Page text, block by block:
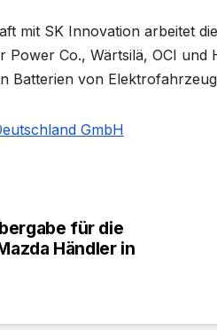
mit SK Innovation arbeitet
Power Co., Wärtsilä, OCI
Batterien von
GmbH
für die
Händler in